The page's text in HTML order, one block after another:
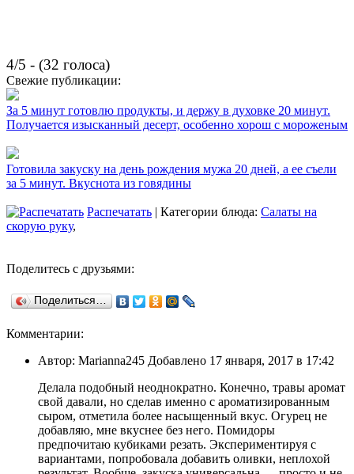
4/5 - (32 голоса)
Свежие публикации:
За 5 минут готовлю продукты, и держу в духовке 20 минут.
Получается изысканный десерт, особенно хорош с мороженым
Готовила закуску на день рождения мужа 20 дней, а ее съели
за 5 минут. Вкуснота из говядины
Распечатать | Категории блюда: Салаты на
скорую руку,
Поделитесь с друзьями:
Поделиться…
Комментарии:
Автор: Marianna245 Добавлено 17 января, 2017 в 17:42
Делала подобный неоднократно. Конечно, травы аромат
свой давали, но сделав именно с ароматизированным
сыром, отметила более насыщенный вкус. Огурец не
добавляю, мне вкуснее без него. Помидоры
предпочитаю кубиками резать. Экспериментируя с
вариантами, попробовала добавить оливки, неплохой